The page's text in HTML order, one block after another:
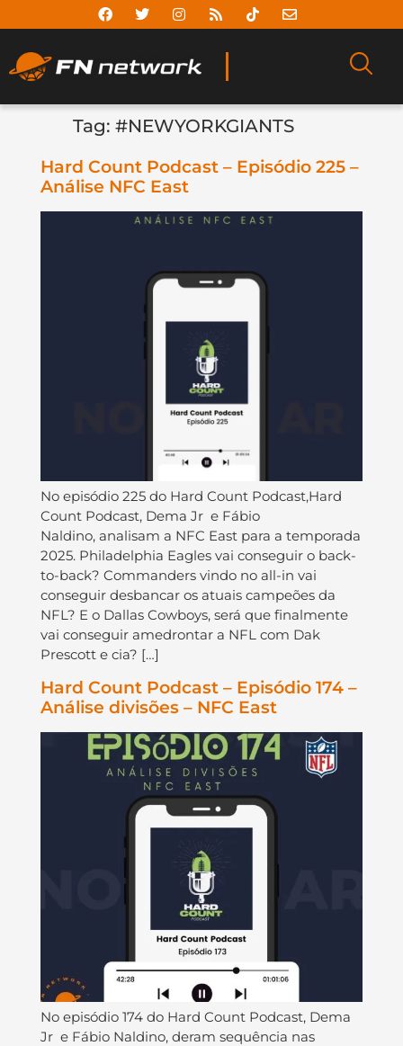
Tag: #NEWYORKGIANTS
Hard Count Podcast – Episódio 225 –
Análise NFC East
⁠⁠⁠⁠⁠⁠⁠⁠⁠⁠⁠⁠⁠⁠⁠⁠⁠No episódio 225 do ⁠⁠⁠⁠⁠⁠⁠⁠⁠⁠⁠⁠⁠⁠⁠⁠⁠⁠Hard Count Podcast⁠⁠⁠⁠⁠⁠⁠⁠⁠⁠⁠⁠⁠⁠⁠⁠⁠⁠,Hard
Count Podcast⁠⁠⁠⁠⁠⁠⁠⁠⁠⁠⁠⁠⁠⁠⁠⁠⁠⁠, ⁠⁠⁠⁠⁠⁠⁠⁠⁠⁠⁠⁠⁠⁠⁠⁠⁠⁠Dema Jr⁠⁠⁠⁠⁠⁠ ⁠⁠⁠⁠⁠⁠⁠⁠⁠⁠⁠ e Fábio
Naldino⁠⁠⁠⁠⁠⁠⁠⁠⁠⁠⁠⁠⁠⁠, ⁠⁠⁠⁠⁠⁠⁠⁠⁠⁠⁠⁠⁠⁠analisam a NFC East para a temporada
2025. Philadelphia Eagles vai conseguir o back-
to-back? Commanders vindo no all-in vai
conseguir desbancar os atuais campeões da
NFL? E o Dallas Cowboys, será que finalmente
vai conseguir amedrontar a NFL com Dak
Prescott e cia? […]
Hard Count Podcast – Episódio 174 –
Análise divisões – NFC East
No episódio 174 do ⁠⁠⁠⁠⁠⁠⁠⁠⁠⁠⁠⁠⁠⁠⁠⁠⁠⁠Hard Count Podcast⁠⁠⁠⁠⁠⁠⁠⁠⁠⁠⁠⁠⁠⁠⁠⁠⁠⁠, ⁠⁠⁠⁠⁠⁠⁠⁠⁠⁠⁠⁠⁠⁠⁠⁠⁠⁠Dema
Jr⁠⁠⁠⁠⁠⁠ ⁠⁠⁠⁠⁠⁠⁠⁠⁠⁠⁠ e ⁠⁠⁠⁠⁠⁠⁠⁠⁠⁠⁠⁠⁠⁠⁠⁠⁠⁠Fábio Naldino⁠⁠⁠⁠⁠⁠⁠⁠⁠⁠⁠⁠⁠⁠⁠⁠⁠, deram sequência nas